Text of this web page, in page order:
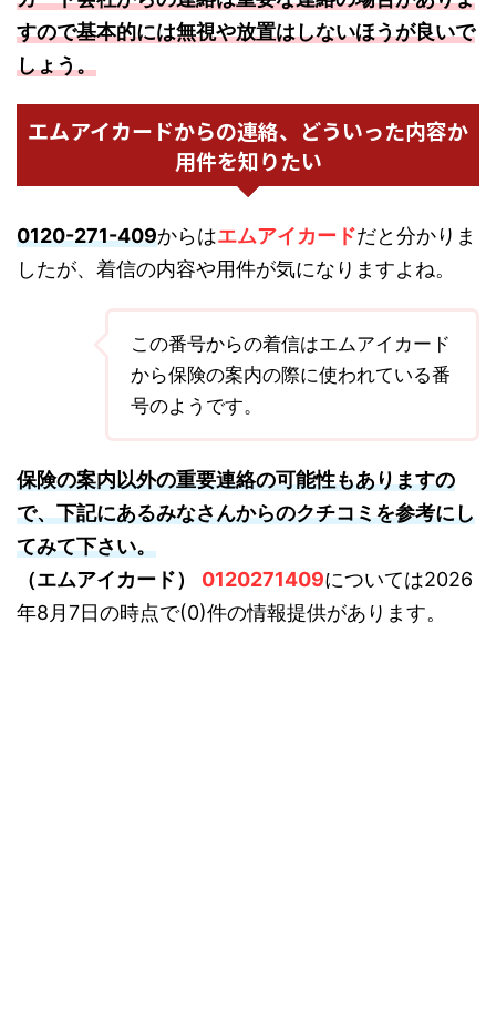
すので基本的には無視や放置はしないほうが良いで
しょう。
エムアイカードからの連絡、どういった内容か
用件を知りたい
0120-271-409からはエムアイカードだと分かりま
したが、着信の内容や用件が気になりますよね。
この番号からの着信はエムアイカード
から保険の案内の際に使われている番
号のようです。
保険の案内以外の重要連絡の可能性もありますの
で、下記にあるみなさんからのクチコミを参考にし
てみて下さい。
（エムアイカード）
0120271409については2026
年8月7日の時点で(0)件の情報提供があります。